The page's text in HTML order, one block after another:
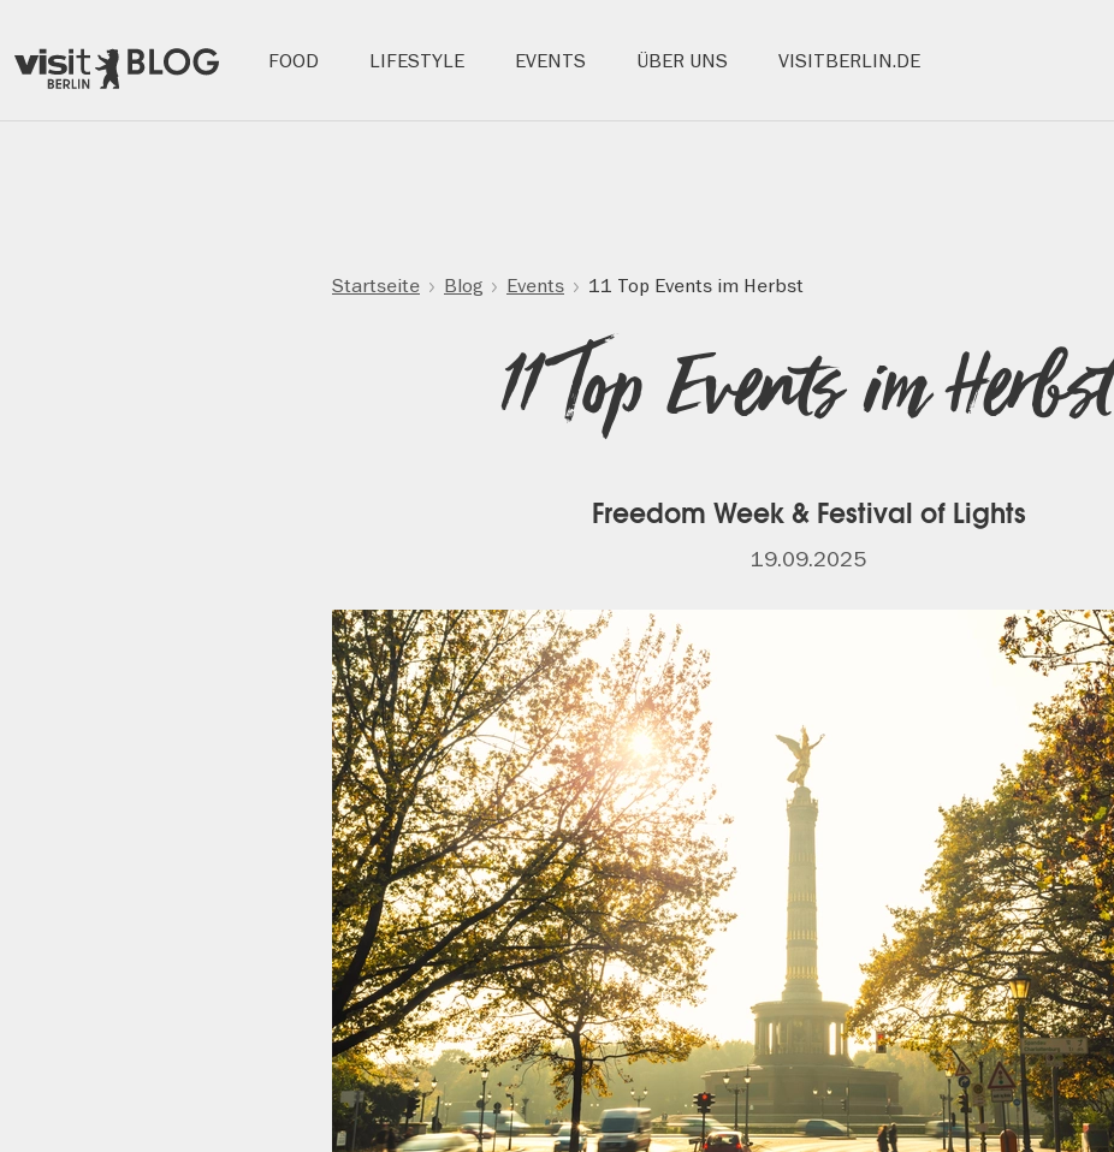
Berlins
Hauptnavigation:
FOOD LIFESTYLE EVENTS ÜBER UNS VISITBERLIN.DE
Startseite Blog Events 11 Top Events im Herbst
11 Top Events im Herbst
Freedom Week & Festival of Lights
19.09.2025